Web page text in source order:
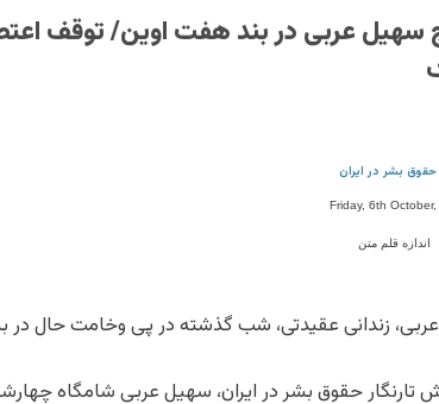
سهیل عربی در بند هفت اوین/ توقف
حقوق بشر در ایران
Friday, 6th
اندازه قلم متن
زندانی عقیدتی، شب گذشته در پی وخامت حال